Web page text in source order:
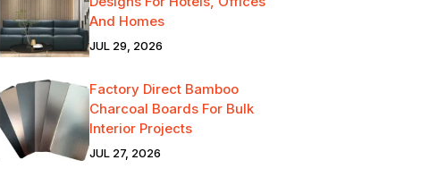
And Homes
JUL 29, 2026
Factory Direct Bamboo
Charcoal Boards For Bulk
Interior Projects
JUL 27, 2026